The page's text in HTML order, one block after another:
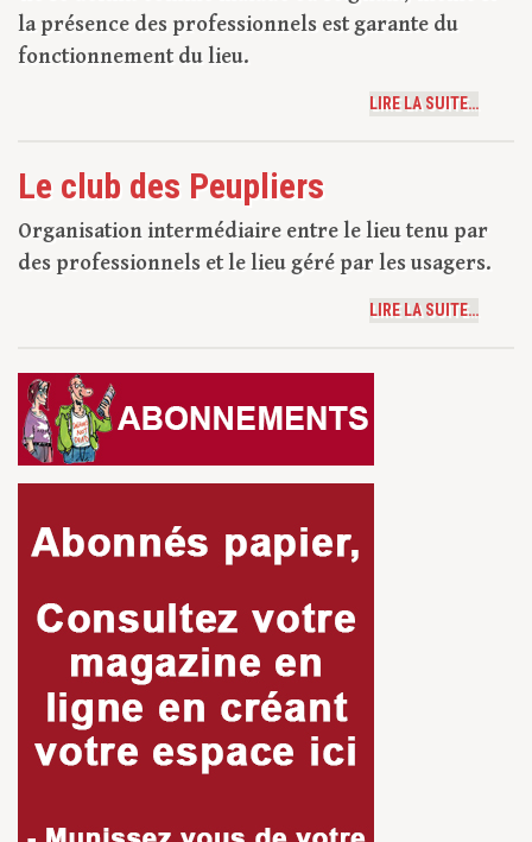
la présence des professionnels est garante du
fonctionnement du lieu.
LIRE LA SUITE…
Le club des Peupliers
Organisation intermédiaire entre le lieu tenu par
des professionnels et le lieu géré par les usagers.
LIRE LA SUITE…